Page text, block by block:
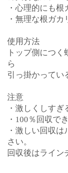
・心理的にも
・無理な根ガ
使用方法
トップ側につ
ら
引っ掛かってい
注意
・激しくしす
・100％回収で
・激しい回収
さい。
回収後はライン